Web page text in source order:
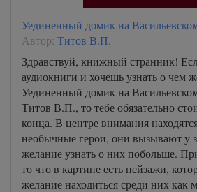
Уединенный домик на
Автор: Титов В.П.
Здравствуй, книжный странник!
аудиокниги и хочешь узнать о чем
Уединенный домик на
Титов В.П., то тебе обязательно
конца. В центре внимания
необычные герои, они вызывают у
желание узнать о них побольше.
то что в картине есть пейзажи,
желание находиться среди них как